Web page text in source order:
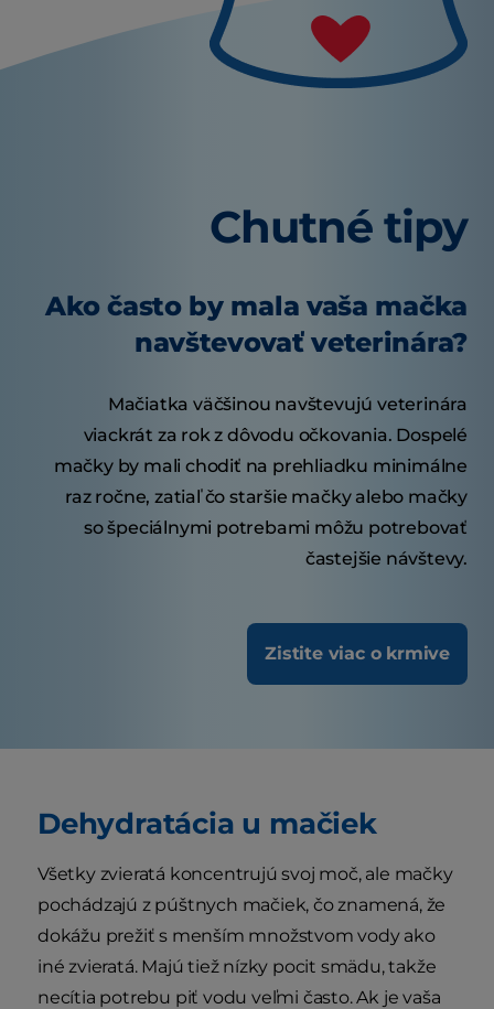
Chutné tipy
Ako často by mala vaša mačka
navštevovať veterinára?
Mačiatka väčšinou navštevujú veterinára
viackrát za rok z dôvodu očkovania. Dospelé
mačky by mali chodiť na prehliadku minimálne
raz ročne, zatiaľ čo staršie mačky alebo mačky
so špeciálnymi potrebami môžu potrebovať
častejšie návštevy.
Zistite viac o krmive
Dehydratácia u mačiek
Všetky zvieratá koncentrujú svoj moč, ale mačky
pochádzajú z púštnych mačiek, čo znamená, že
dokážu prežiť s menším množstvom vody ako
iné zvieratá. Majú tiež nízky pocit smädu, takže
necítia potrebu piť vodu veľmi často. Ak je vaša